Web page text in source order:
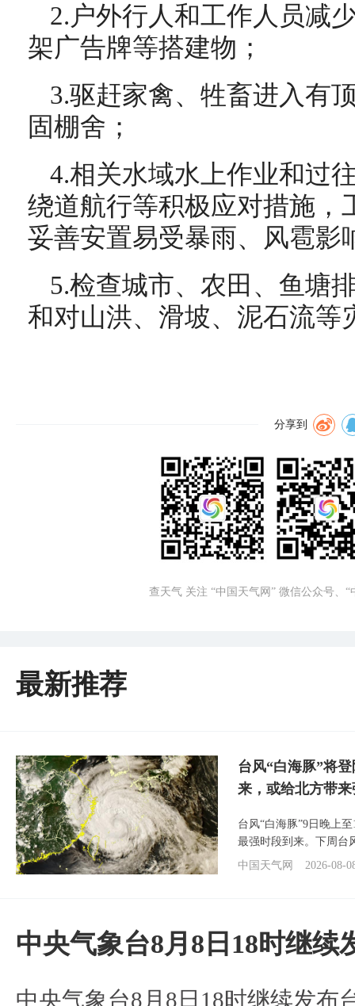
2.户外行人和工作人员减
架广告牌等搭建物；
3.驱赶家禽、牲畜进入有
固棚舍；
4.相关水域水上作业和过
绕道航行等积极应对措施，
妥善安置易受暴雨、风雹影
5.检查城市、农田、鱼塘
和对山洪、滑坡、泥石流等
分享到
查天气 关注 “中国天气网” 微信公众号、
最新推荐
台风“白海豚”将
来，或给北方带
台风“白海豚”9日晚上
最强时段到来。下周台
中国天气网
2026-08-
中央气象台8月8日18时继续
中央气象台8月8日18时继续发布